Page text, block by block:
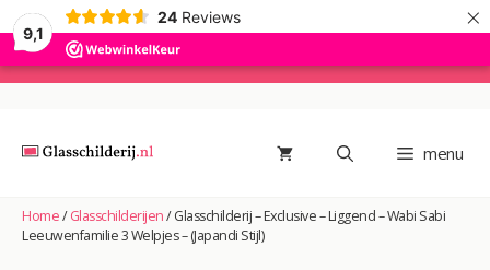
9,1
24 Reviews ×
Ga
inhoud
menu
Home/Glasschilderijen/Glasschilderij – Exclusive – Liggend – Wabi Sabi
Leeuwenfamilie 3 Welpjes – (Japandi Stijl)